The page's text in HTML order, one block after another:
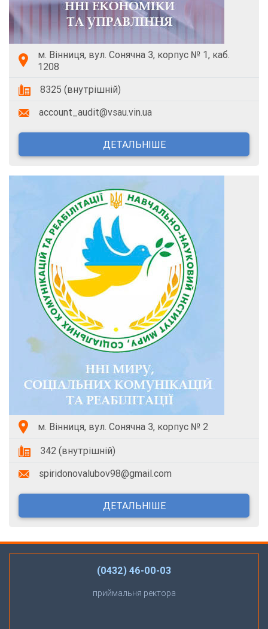
м. Вінниця, вул. Сонячна 3, корпус № 1, каб.
1208
8325 (внутрішній)
account_audit@vsau.vin.ua
ДЕТАЛЬНІШЕ
м. Вінниця, вул. Сонячна 3, корпус № 2
342 (внутрішній)
spiridonovalubov98@gmail.com
ДЕТАЛЬНІШЕ
(0432) 46-00-03
приймальня ректора